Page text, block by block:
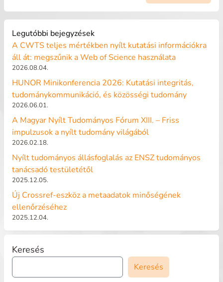
Legutóbbi bejegyzések
A CWTS teljes mértékben nyílt kutatási információkra
áll át: megszűnik a Web of Science használata
2026.08.04.
HUNOR Minikonferencia 2026: Kutatási integritás,
tudománykommunikáció, és közösségi tudomány
2026.06.01.
A Magyar Nyílt Tudományos Fórum XIII. – Friss
impulzusok a nyílt tudomány világából
2026.02.18.
Nyílt tudományos állásfoglalás az ENSZ tudományos
tanácsadó testületétől
2025.12.05.
Új Crossref-eszköz a metaadatok minőségének
ellenőrzéséhez
2025.12.04.
Keresés
Keresés